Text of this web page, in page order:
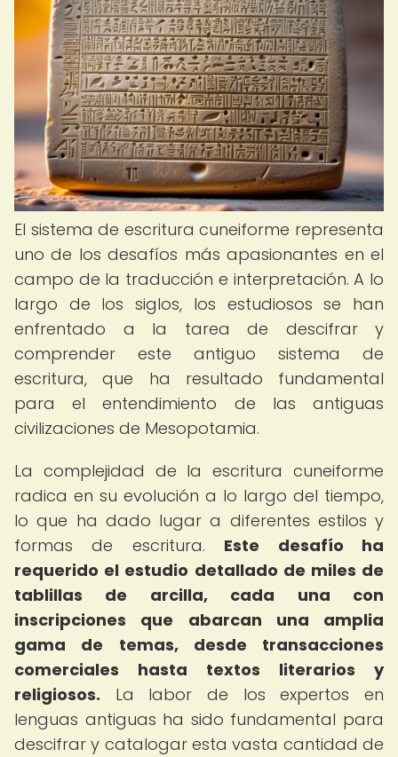
El sistema de escritura cuneiforme representa
uno de los desafíos más apasionantes en el
campo de la traducción e interpretación. A lo
largo de los siglos, los estudiosos se han
enfrentado a la tarea de descifrar y
comprender este antiguo sistema de
escritura, que ha resultado fundamental
para el entendimiento de las antiguas
civilizaciones de Mesopotamia.
La complejidad de la escritura cuneiforme
radica en su evolución a lo largo del tiempo,
lo que ha dado lugar a diferentes estilos y
formas de escritura. Este desafío ha
requerido el estudio detallado de miles de
tablillas de arcilla, cada una con
inscripciones que abarcan una amplia
gama de temas, desde transacciones
comerciales hasta textos literarios y
religiosos. La labor de los expertos en
lenguas antiguas ha sido fundamental para
descifrar y catalogar esta vasta cantidad de